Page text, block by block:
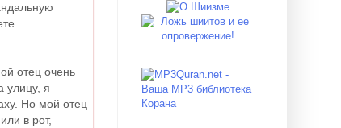
отец очень
улицу, я
Но мой отец
в рот,